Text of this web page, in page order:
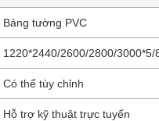
Bảng tường PVC
1220*2440/2600/2800/3000*5/
Có thể tùy chỉnh
Hỗ trợ kỹ thuật trực tuyến